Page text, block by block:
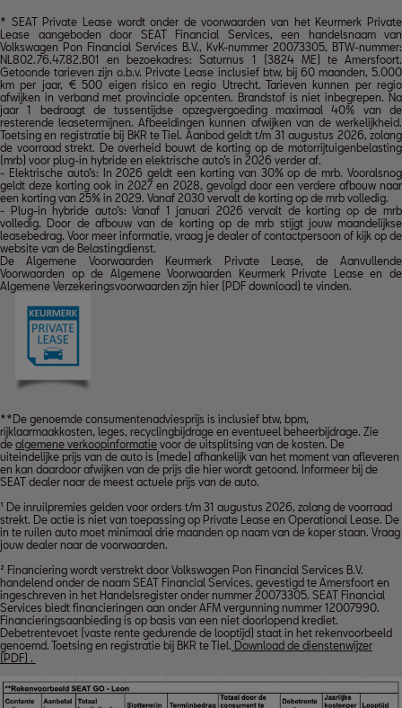
* SEAT Private Lease wordt onder de voorwaarden van het Keurmerk Private
Lease aangeboden door SEAT Financial Services, een handelsnaam van
Volkswagen Pon Financial Services B.V., KvK-nummer 20073305, BTW-nummer:
NL802.76.47.82.B01 en bezoekadres: Saturnus 1 (3824 ME) te Amersfoort.
Getoonde tarieven zijn o.b.v. Private Lease inclusief btw, bij 60 maanden, 5.000
km per jaar, € 500 eigen risico en regio Utrecht. Tarieven kunnen per regio
afwijken in verband met provinciale opcenten. Brandstof is niet inbegrepen. Na
jaar 1 bedraagt de tussentijdse opzegvergoeding maximaal 40% van de
resterende leasetermijnen. Afbeeldingen kunnen afwijken van de werkelijkheid.
Toetsing en registratie bij BKR te Tiel. Aanbod geldt t/m 31 augustus 2026, zolang
de voorraad strekt. De overheid bouwt de korting op de motorrijtuigenbelasting
(mrb) voor plug-in hybride en elektrische auto’s in 2026 verder af.
- Elektrische auto’s: In 2026 geldt een korting van 30% op de mrb. Vooralsnog
geldt deze korting ook in 2027 en 2028, gevolgd door een verdere afbouw naar
een korting van 25% in 2029. Vanaf 2030 vervalt de korting op de mrb volledig.
- Plug-in hybride auto’s: Vanaf 1 januari 2026 vervalt de korting op de mrb
volledig. Door de afbouw van de korting op de mrb stijgt jouw maandelijkse
leasebedrag. Voor meer informatie, vraag je dealer of contactpersoon of kijk op de
website van de Belastingdienst.
De Algemene Voorwaarden Keurmerk Private Lease, de Aanvullende
Voorwaarden op de Algemene Voorwaarden Keurmerk Private Lease en de
Algemene Verzekeringsvoorwaarden zijn hier (PDF download) te vinden.
**De genoemde consumentenadviesprijs is inclusief btw, bpm,
rijklaarmaakkosten, leges, recyclingbijdrage en eventueel beheerbijdrage. Zie
de algemene verkoopinformatie voor de uitsplitsing van de kosten. De
uiteindelijke prijs van de auto is (mede) afhankelijk van het moment van afleveren
en kan daardoor afwijken van de prijs die hier wordt getoond. Informeer bij de
SEAT dealer naar de meest actuele prijs van de auto.
¹ De inruilpremies gelden voor orders t/m 31 augustus 2026, zolang de voorraad
strekt. De actie is niet van toepassing op Private Lease en Operational Lease. De
in te ruilen auto moet minimaal drie maanden op naam van de koper staan. Vraag
jouw dealer naar de voorwaarden.
² Financiering wordt verstrekt door Volkswagen Pon Financial Services B.V.
handelend onder de naam SEAT Financial Services, gevestigd te Amersfoort en
ingeschreven in het Handelsregister onder nummer 20073305. SEAT Financial
Services biedt financieringen aan onder AFM vergunning nummer 12007990.
Financieringsaanbieding is op basis van een niet doorlopend krediet.
Debetrentevoet (vaste rente gedurende de looptijd) staat in het rekenvoorbeeld
genoemd. Toetsing en registratie bij BKR te Tiel. Download de dienstenwijzer
(PDF) .